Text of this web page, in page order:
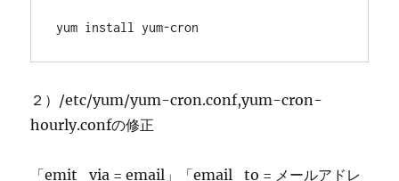
yum install yum-cron
２）/etc/yum/yum-cron.conf,yum-cron-
hourly.confの修正
「emit_via = email」「email_to = メールアドレ